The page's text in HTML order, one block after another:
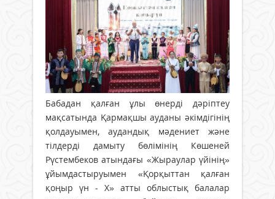
Бабадан қалған ұлы өнерді дәріптеу
мақсатында Қармақшы ауданы әкімдігінің
қолдауымен, аудандық мәдениет және
тілдерді дамыту бөлімінің Көшеней
Рүстембеков атындағы «Жыраулар үйінің»
ұйымдастыруымен «Қорқыттан қалған
қоңыр үн - Х» атты облыстық балалар